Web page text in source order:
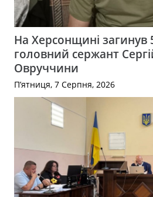
На Херсонщині загинув
головний сержант
Овруччини
П’ятниця, 7 Серпня, 2026